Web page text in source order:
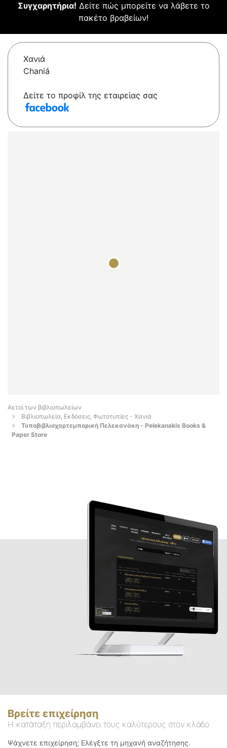
Συγχαρητήρια! Δείτε πώς μπορείτε να λάβετε το
πακέτο βραβείων!
Χανιά
Chaniá
Δείτε το προφίλ της εταιρείας σας
Αετοί των βιβλιοπωλείων
Βιβλιοπωλεία, Εκδόσεις, Φωτοτυπίες - Χανιά
Τυποβιβλιοχαρτεμπορική Πελεκανάκη - Pelekanakis Books &
Paper Store
Βρείτε επιχείρηση
Η κατάταξη περιλαμβάνει τους καλύτερους στον κλάδο
Ψάχνετε επιχείρηση; Ελέγξτε τη μηχανή αναζήτησης.